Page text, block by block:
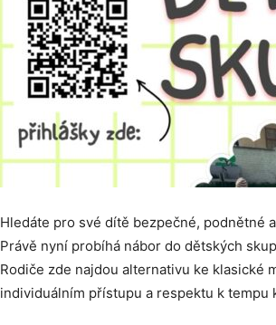
Hledáte pro své dítě bezpečné, podnětné
Právě nyní probíhá nábor do dětských
Rodiče zde najdou alternativu ke klasické
individuálním přístupu a respektu k tempu